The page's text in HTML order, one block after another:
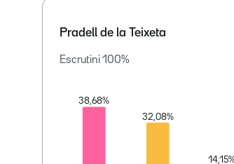
Pradell de la Teixeta
Escrutini 100%